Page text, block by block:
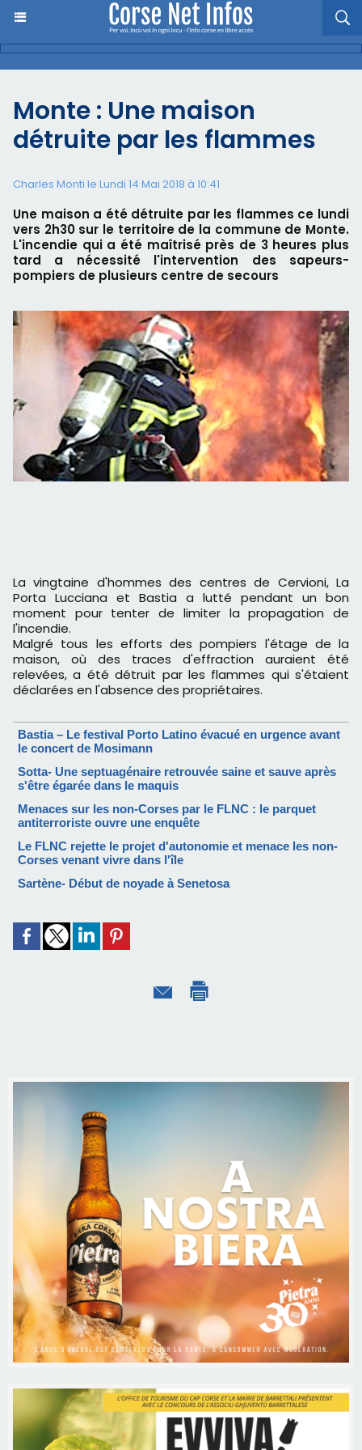
Monte : Une maison
détruite par les flammes
Charles Monti le Lundi 14 Mai 2018 à 10:41
Une maison a été détruite par les flammes ce lundi
vers 2h30 sur le territoire de la commune de Monte.
L'incendie qui a été maîtrisé près de 3 heures plus
tard a nécessité l'intervention des sapeurs-
pompiers de plusieurs centre de secours
La vingtaine d'hommes des centres de Cervioni, La
Porta Lucciana et Bastia a lutté pendant un bon
moment pour tenter de limiter la propagation de
l'incendie.
Malgré tous les efforts des pompiers l'étage de la
maison, où des traces d'effraction auraient été
relevées, a été détruit par les flammes qui s'étaient
déclarées en l'absence des propriétaires.
Bastia – Le festival Porto Latino évacué en urgence avant
le concert de Mosimann
Sotta- Une septuagénaire retrouvée saine et sauve après
s'être égarée dans le maquis
Menaces sur les non-Corses par le FLNC : le parquet
antiterroriste ouvre une enquête
Le FLNC rejette le projet d'autonomie et menace les non-
Corses venant vivre dans l'île
Sartène- Début de noyade à Senetosa